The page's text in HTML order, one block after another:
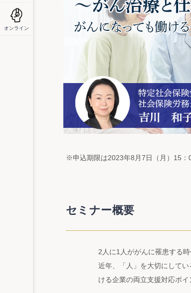
オンライン
※申込期限は2023年8月7日（月）15：
セミナー概要
2人に1人ががんに罹患する
近年、「人」を大切にして
ける企業の両立支援対応ポ